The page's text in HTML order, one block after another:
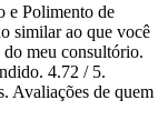
e Polimento de
similar ao que você
meu consultório.
4.72 / 5.
Avaliações de quem